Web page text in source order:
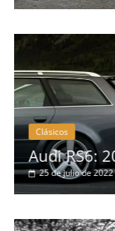
Clásicos
Audi RS6:
25 de julio de 2022